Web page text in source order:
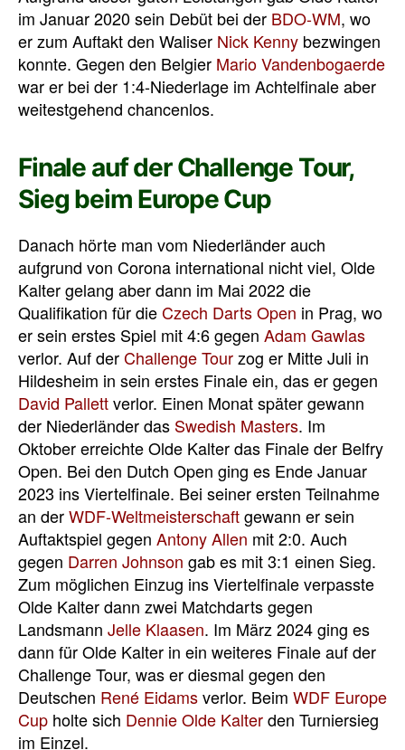
im Januar 2020 sein Debüt bei der BDO-WM, wo
er zum Auftakt den Waliser Nick Kenny bezwingen
konnte. Gegen den Belgier Mario Vandenbogaerde
war er bei der 1:4-Niederlage im Achtelfinale aber
weitestgehend chancenlos.
Finale auf der Challenge Tour,
Sieg beim Europe Cup
Danach hörte man vom Niederländer auch
aufgrund von Corona international nicht viel, Olde
Kalter gelang aber dann im Mai 2022 die
Qualifikation für dieCzech Darts Open in Prag, wo
er sein erstes Spiel mit 4:6 gegen Adam Gawlas
verlor. Auf derChallenge Tourzog er Mitte Juli in
Hildesheim in sein erstes Finale ein, das er gegen
David Pallettverlor. Einen Monat später gewann
der Niederländer das Swedish Masters. Im
Oktober erreichte Olde Kalter das Finale der Belfry
Open. Bei den Dutch Open ging es Ende Januar
2023 ins Viertelfinale. Bei seiner ersten Teilnahme
an derWDF-Weltmeisterschaftgewann er sein
Auftaktspiel gegen Antony Allen mit 2:0. Auch
gegen Darren Johnson gab es mit 3:1 einen Sieg.
Zum möglichen Einzug ins Viertelfinale verpasste
Olde Kalter dann zwei Matchdarts gegen
Landsmann Jelle Klaasen. Im März 2024 ging es
dann für Olde Kalter in ein weiteres Finale auf der
Challenge Tour, was er diesmal gegen den
Deutschen René Eidamsverlor. Beim WDF Europe
Cup holte sich Dennie Olde Kalterden Turniersieg
im Einzel.